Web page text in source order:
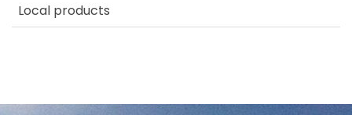
Local products